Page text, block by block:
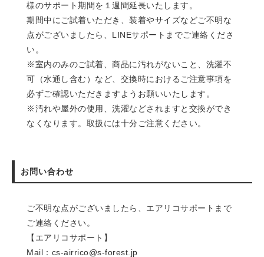
様のサポート期間を１週間延長いたします。
期間中にご試着いただき、装着やサイズなどご不明な
点がございましたら、LINEサポートまでご連絡くださ
い。
※室内のみのご試着、商品に汚れがないこと、洗濯不
可（水通し含む）など、交換時におけるご注意事項を
必ずご確認いただきますようお願いいたします。
※汚れや屋外の使用、洗濯などされますと交換ができ
なくなります。取扱には十分ご注意ください。
お問い合わせ
ご不明な点がございましたら、エアリコサポートまで
ご連絡ください。
【エアリコサポート】
Mail：cs-airrico@s-forest.jp